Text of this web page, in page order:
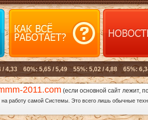
2011.com (если основной сайт лежит,
работу самой Системы. Это всего лишь обычные